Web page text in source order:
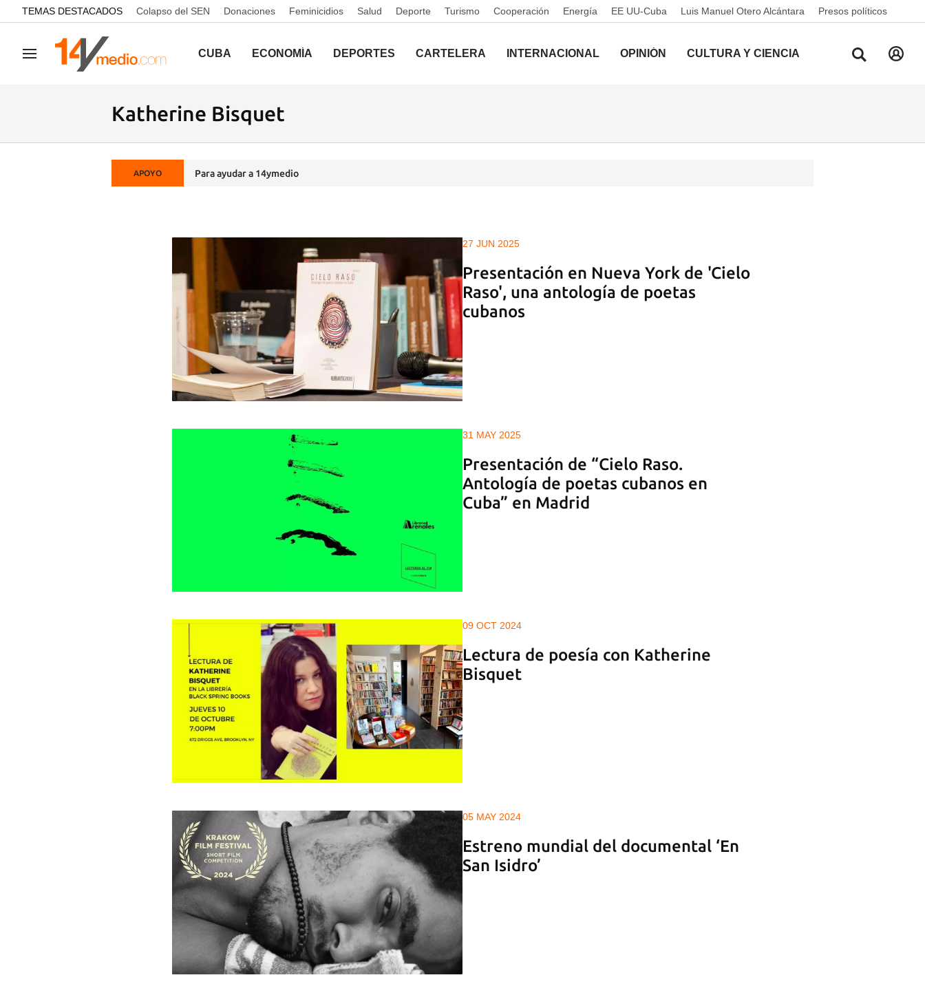
common.go-to-content
TEMAS DESTACADOS Colapso del SEN Donaciones Feminicidios Salud Deporte Turismo Cooperación Energía EE UU-Cuba Luis Manuel Otero Alcántara Presos políticos
Navegación CUBA ECONOMÍA DEPORTES CARTELERA INTERNACIONAL OPINIÓN CULTURA Y CIENCIA
Katherine Bisquet
APOYO Para ayudar a 14ymedio
27 JUN 2025
Presentación en Nueva York de 'Cielo
Raso', una antología de poetas
cubanos
31 MAY 2025
Presentación de “Cielo Raso.
Antología de poetas cubanos en
Cuba” en Madrid
09 OCT 2024
Lectura de poesía con Katherine
Bisquet
05 MAY 2024
Estreno mundial del documental ‘En
San Isidro’